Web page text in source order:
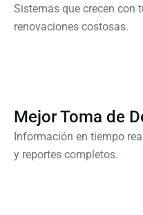
Sistemas que crecen con
renovaciones costosas.
Mejor Toma de
Información en tiempo
y reportes completos.